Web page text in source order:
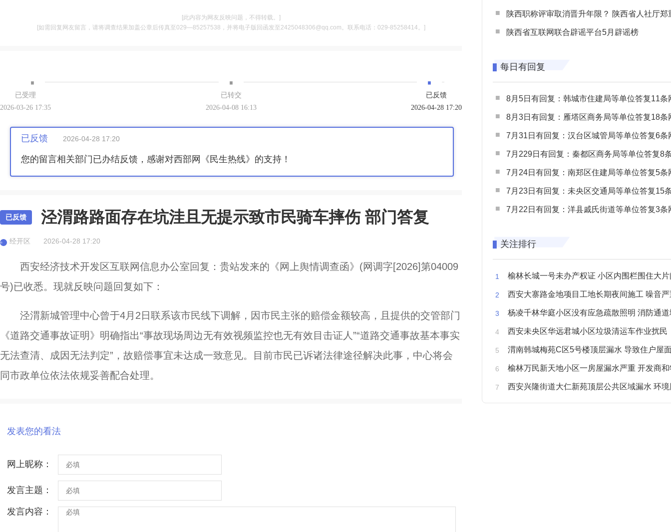
[此内容为网友反映问题，不得转载。]
[如需回复网友留言，请将调查结果加盖公章后传真至029—85257538，并将电子版回函发至2425048306@qq.com。联系电话：029-85258414。]
· · ·
已受理
2026-03-26 17:35
已转交
2026-04-08 16:13
已反馈
2026-04-28 17:20
已反馈 2026-04-28 17:20
您的留言相关部门已办结反馈，感谢对西部网《民生热线》的支持！
已反馈 泾渭路路面存在坑洼且无提示致市民骑车摔伤 部门答复
经 经开区 2026-04-28 17:20
西安经济技术开发区互联网信息办公室回复：贵站发来的《网上舆情调查函》(网调字[2026]第04009
号)已收悉。现就反映问题回复如下：
泾渭新城管理中心曾于4月2日联系该市民线下调解，因市民主张的赔偿金额较高，且提供的交管部门
《道路交通事故证明》明确指出“事故现场周边无有效视频监控也无有效目击证人”“道路交通事故基本事实
无法查清、成因无法判定”，故赔偿事宜未达成一致意见。目前市民已诉诸法律途径解决此事，中心将会
同市政单位依法依规妥善配合处理。
发表您的看法
网上昵称：
发言主题：
发言内容：
陕西职称评审取消晋升年限？ 陕西省人社厅郑重声明 谨防职称评审不实言
陕西省互联网联合辟谣平台5月辟谣榜
每日有回复
8月5日有回复：韩城市住建局等单位答复11条网民
8月3日有回复：雁塔区商务局等单位答复18条网民
7月31日有回复：汉台区城管局等单位答复6条网民
7月229日有回复：秦都区商务局等单位答复8条网民
7月24日有回复：南郑区住建局等单位答复5条网民
7月23日有回复：未央区交通局等单位答复15条网民
7月22日有回复：洋县戚氏街道等单位答复3条网民
关注排行
榆林长城一号未办产权证 小区内围栏围住大片闲置
西安大寨路金地项目工地长期夜间施工 噪音严重
杨凌千林华庭小区没有应急疏散照明 消防通
西安未央区华远君城小区垃圾清运车作业扰民
渭南韩城梅苑C区5号楼顶层漏水 导致住户屋面被
榆林万民新天地小区一房屋漏水严重 开发商和物业不予
西安兴隆街道大仁新苑顶层公共区域漏水 环